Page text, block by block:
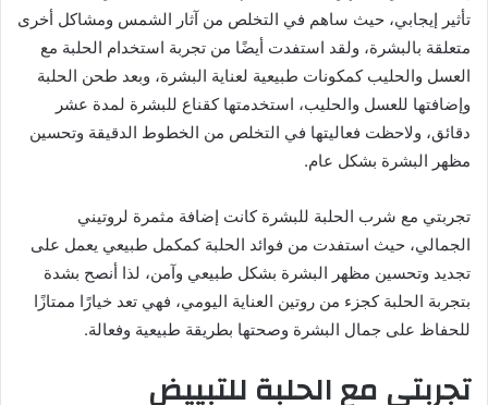
تأثير إيجابي، حيث ساهم في التخلص من آثار الشمس ومشاكل أخرى
متعلقة بالبشرة، ولقد استفدت أيضًا من تجربة استخدام الحلبة مع
العسل والحليب كمكونات طبيعية لعناية البشرة، وبعد طحن الحلبة
وإضافتها للعسل والحليب، استخدمتها كقناع للبشرة لمدة عشر
دقائق، ولاحظت فعاليتها في التخلص من الخطوط الدقيقة وتحسين
مظهر البشرة بشكل عام.
تجربتي مع شرب الحلبة للبشرة كانت إضافة مثمرة لروتيني
الجمالي، حيث استفدت من فوائد الحلبة كمكمل طبيعي يعمل على
تجديد وتحسين مظهر البشرة بشكل طبيعي وآمن، لذا أنصح بشدة
بتجربة الحلبة كجزء من روتين العناية اليومي، فهي تعد خيارًا ممتازًا
للحفاظ على جمال البشرة وصحتها بطريقة طبيعية وفعالة.
تجربتي مع الحلبة للتبييض